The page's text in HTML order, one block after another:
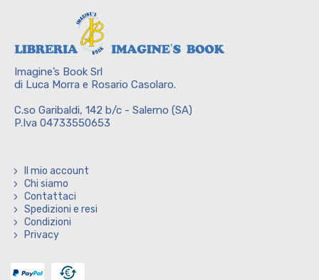
Imagine’s Book Srl
di Luca Morra e Rosario Casolaro.
C.so Garibaldi, 142 b/c - Salerno (SA)
P.Iva 04733550653
Il mio account
Chi siamo
Contattaci
Spedizioni e resi
Condizioni
Privacy